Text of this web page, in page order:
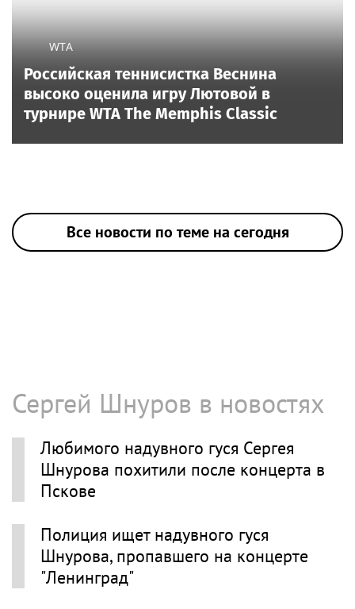
WTA
Российская теннисистка Веснина
высоко оценила игру Лютовой в
турнире WTA The Memphis Classic
Все новости по теме на сегодня
Сергей Шнуров в новостях
Любимого надувного гуся Сергея
Шнурова похитили после концерта в
Пскове
Полиция ищет надувного гуся
Шнурова, пропавшего на концерте
"Ленинград"